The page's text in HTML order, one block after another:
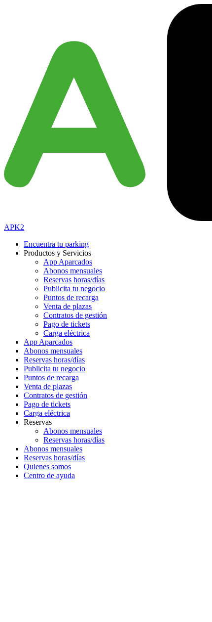
APK2
Encuentra tu parking
Productos y Servicios
App Aparcados
Abonos mensuales
Reservas horas/días
Publicita tu negocio
Puntos de recarga
Venta de plazas
Contratos de gestión
Pago de tickets
Carga eléctrica
App Aparcados
Abonos mensuales
Reservas horas/días
Publicita tu negocio
Puntos de recarga
Venta de plazas
Contratos de gestión
Pago de tickets
Carga eléctrica
Reservas
Abonos mensuales
Reservas horas/días
Abonos mensuales
Reservas horas/días
Quienes somos
Centro de ayuda